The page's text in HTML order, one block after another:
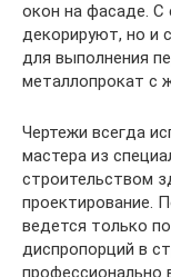
окон на фасаде.
декорируют, но и
для выполнения
металлопрокат с
Чертежи всегда
мастера из
строительством
проектирование.
ведется только
диспропорций в
профессионально